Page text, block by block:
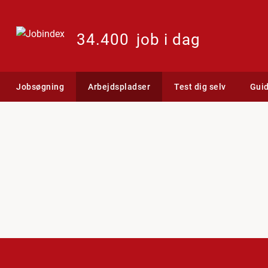
34.400 job i dag
Jobsøgning Arbejdspladser Test dig selv